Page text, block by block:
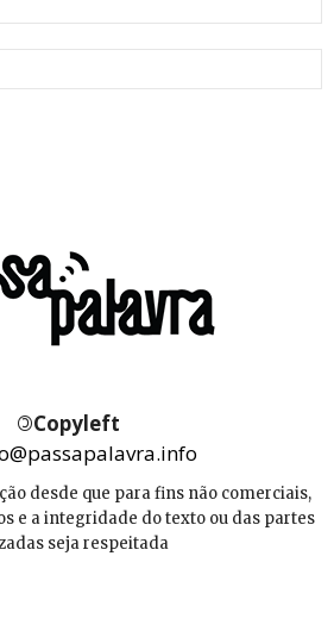
©Copyleft
desde que para fins não comerciais,
e a integridade do texto ou das partes
seja respeitada